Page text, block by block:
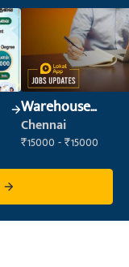
Warehouse
Supervisor
(Warehouse &
Chennai
₹15000 - ₹15000